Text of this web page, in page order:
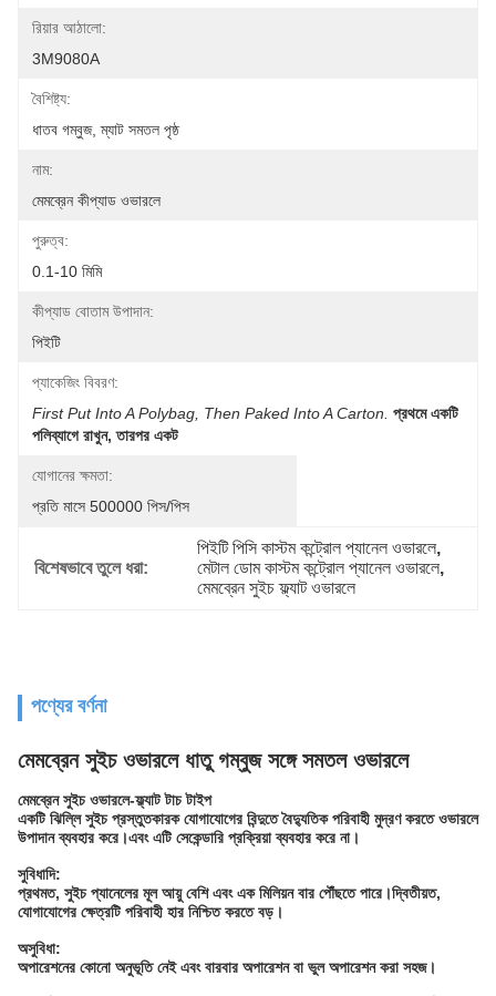
রিয়ার আঠালো:
3M9080A
বৈশিষ্ট্য:
ধাতব গম্বুজ, ম্যাট সমতল পৃষ্ঠ
নাম:
মেমব্রেন কীপ্যাড ওভারলে
পুরুত্ব:
0.1-10 মিমি
কীপ্যাড বোতাম উপাদান:
পিইটি
প্যাকেজিং বিবরণ:
First Put Into A Polybag, Then Paked Into A Carton. প্রথমে একটি
পলিব্যাগে রাখুন, তারপর একট
যোগানের ক্ষমতা:
প্রতি মাসে 500000 পিস/পিস
বিশেষভাবে তুলে ধরা:
পিইটি পিসি কাস্টম কন্ট্রোল প্যানেল ওভারলে,
মেটাল ডোম কাস্টম কন্ট্রোল প্যানেল ওভারলে,
মেমব্রেন সুইচ ফ্ল্যাট ওভারলে
পণ্যের বর্ণনা
মেমব্রেন সুইচ ওভারলে ধাতু গম্বুজ সঙ্গে সমতল ওভারলে
মেমব্রেন সুইচ ওভারলে-ফ্ল্যাট টাচ টাইপ
একটি ঝিল্লি সুইচ প্রস্তুতকারক যোগাযোগের বিন্দুতে বৈদ্যুতিক পরিবাহী মুদ্রণ করতে ওভারলে
উপাদান ব্যবহার করে।এবং এটি সেকেন্ডারি প্রক্রিয়া ব্যবহার করে না।
সুবিধাদি:
প্রথমত, সুইচ প্যানেলের মূল আয়ু বেশি এবং এক মিলিয়ন বার পৌঁছতে পারে।দ্বিতীয়ত,
যোগাযোগের ক্ষেত্রটি পরিবাহী হার নিশ্চিত করতে বড়।
অসুবিধা:
অপারেশনের কোনো অনুভূতি নেই এবং বারবার অপারেশন বা ভুল অপারেশন করা সহজ।